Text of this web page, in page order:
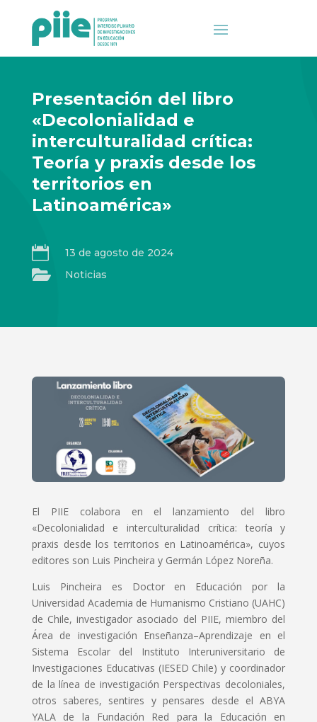
Presentación del libro
«Decolonialidad e
interculturalidad crítica:
Teoría y praxis desde los
territorios en
Latinoamérica»
 13 de agosto de 2024
 Noticias
El PIIE colabora en el lanzamiento del libro
«Decolonialidad e interculturalidad crítica: teoría y
praxis desde los territorios en Latinoamérica», cuyos
editores son Luis Pincheira y Germán López Noreña.
Luis Pincheira es Doctor en Educación por la
Universidad Academia de Humanismo Cristiano (UAHC)
de Chile, investigador asociado del PIIE, miembro del
Área de investigación Enseñanza–Aprendizaje en el
Sistema Escolar del Instituto Interuniversitario de
Investigaciones Educativas (IESED Chile) y coordinador
de la línea de investigación Perspectivas decoloniales,
otros saberes, sentires y pensares desde el ABYA
YALA de la Fundación Red para la Educación en